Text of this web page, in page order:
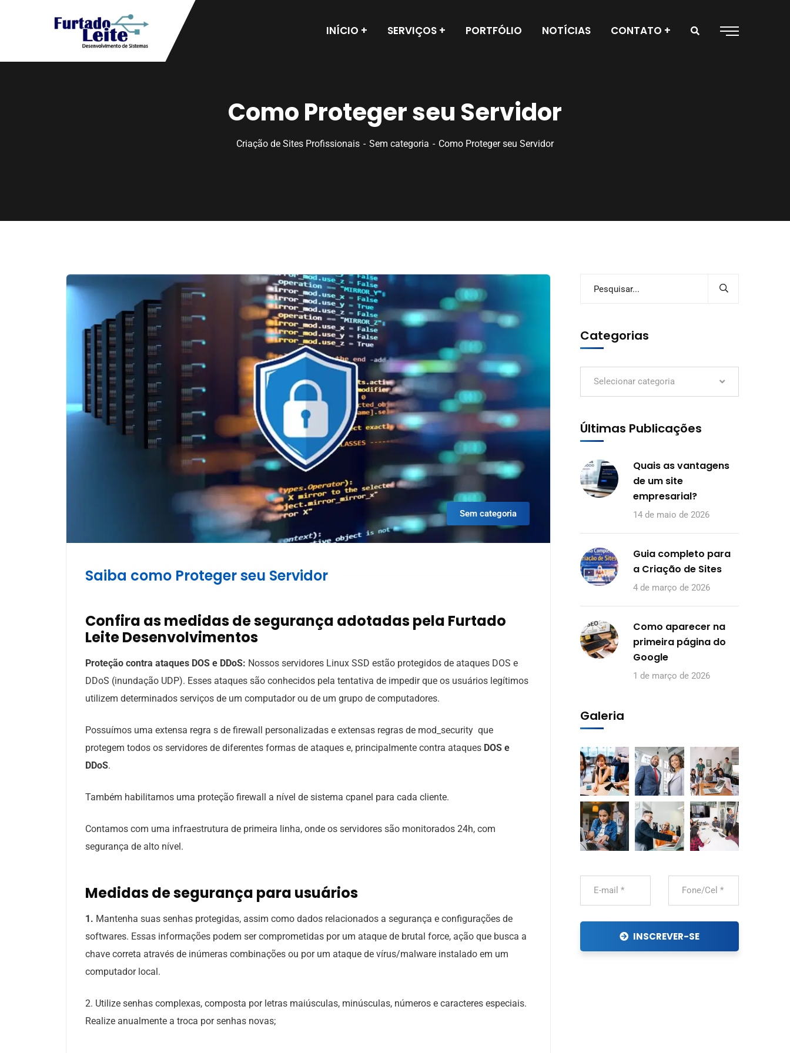
INÍCIO SERVIÇOS PORTFÓLIO NOTÍCIAS CONTATO
Como Proteger seu Servidor
Criação de Sites Profissionais Sem categoria Como Proteger seu Servidor
Sem categoria
Saiba como Proteger seu Servidor
Confira as medidas de segurança adotadas pela Furtado
Leite Desenvolvimentos
Proteção contra ataques DOS e DDoS: Nossos servidores Linux SSD estão protegidos de ataques DOS e
DDoS (inundação UDP). Esses ataques são conhecidos pela tentativa de impedir que os usuários legítimos
utilizem determinados serviços de um computador ou de um grupo de computadores.
Possuímos uma extensa regra s de firewall personalizadas e extensas regras de mod_security que
protegem todos os servidores de diferentes formas de ataques e, principalmente contra ataques DOS e
DDoS.
Também habilitamos uma proteção firewall a nível de sistema cpanel para cada cliente.
Contamos com uma infraestrutura de primeira linha, onde os servidores são monitorados 24h, com
segurança de alto nível.
Medidas de segurança para usuários
1. Mantenha suas senhas protegidas, assim como dados relacionados a segurança e configurações de
softwares. Essas informações podem ser comprometidas por um ataque de brutal force, ação que busca a
chave correta através de inúmeras combinações ou por um ataque de vírus/malware instalado em um
computador local.
2. Utilize senhas complexas, composta por letras maiúsculas, minúsculas, números e caracteres especiais.
Realize anualmente a troca por senhas novas;
Categorias
Selecionar categoria
Últimas Publicações
Quais as vantagens
de um site
empresarial?
14 de maio de 2026
Guia completo para
a Criação de Sites
4 de março de 2026
Como aparecer na
primeira página do
Google
1 de março de 2026
Galeria
INSCREVER-SE